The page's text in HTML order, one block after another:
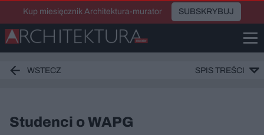
Kup miesięcznik Architektura-murator SUBSKRYBUJ
WSTECZ SPIS TREŚCI
Studenci o WAPG